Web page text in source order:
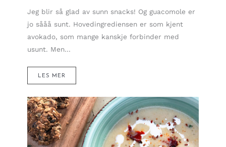
Jeg blir så glad av sunn snacks! Og guacomole er
jo sååå sunt. Hovedingrediensen er som kjent
avokado, som mange kanskje forbinder med
usunt. Men…
LES MER